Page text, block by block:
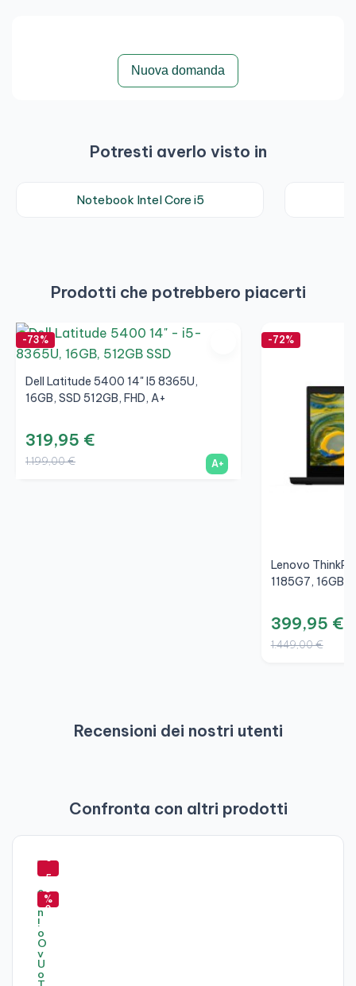
Di LUIS ANTONIO G.
Recensione verificata
Nuova domanda
Potresti averlo visto in
Notebook Intel Core i5
Prodotti che potrebbero piacerti
-73%
Dell Latitude 5400 14" I5 8365U,
16GB, SSD 512GB, FHD, A+
319,95 €
1.199,00 € A+
-72%
Lenovo
1185G7, 16GB,
399,95 €
1.449,00 €
Recensioni dei nostri utenti
Confronta con altri prodotti
0
-
5
%